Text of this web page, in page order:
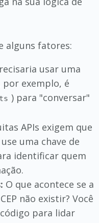
alguns fatores:
usar uma
exemplo, é
) para "conversar"
APIs exigem que
uma chave de
identificar quem
O que acontece se a
não existir? Você
para lidar